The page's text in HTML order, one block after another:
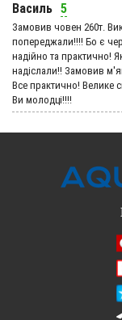
Василь 5
Замовив човен 260т.
попереджали!!!! Бо є
надійно та практично!
надіслали!! Замовив
Все практично! Велике
Ви молодці!!!!